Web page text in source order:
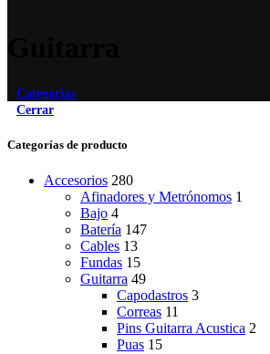
Categorías
Cerrar
Categorías de producto
Accesorios 280
Afinadores y Metrónomos 1
Bajo 4
Batería 147
Cables 13
Fundas 15
Guitarra 49
Capodastros 3
Correas 11
Pins Guitarra Acustica 2
Puas 15